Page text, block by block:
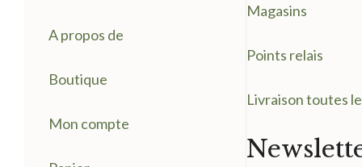
A propos de
Boutique
Mon compte
Magasins
Points relais
Livraison toutes